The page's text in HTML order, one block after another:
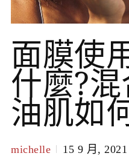
面膜使
什麼?
油肌如
michelle 15 9 月, 2021